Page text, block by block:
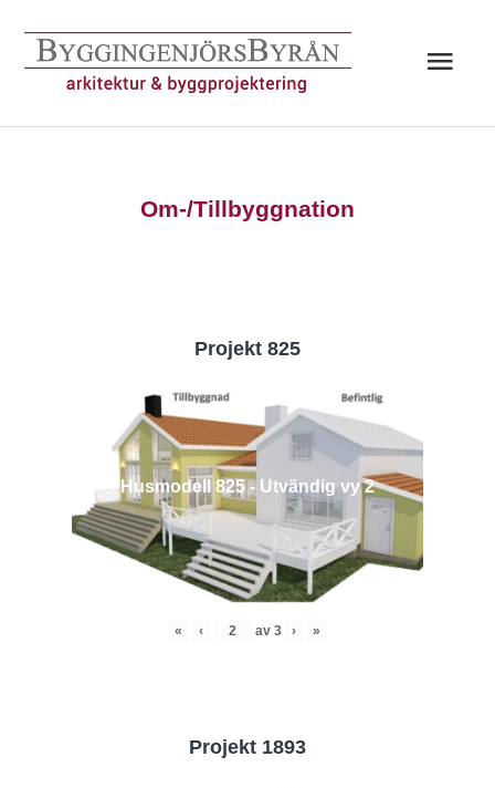
innehåll
Om-/Tillbyggnation
Projekt 825
Husmodell 825 - Utvändig vy 2
« ‹ av 3 › »
Projekt 1893